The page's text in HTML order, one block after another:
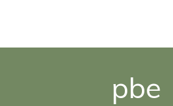
pbe